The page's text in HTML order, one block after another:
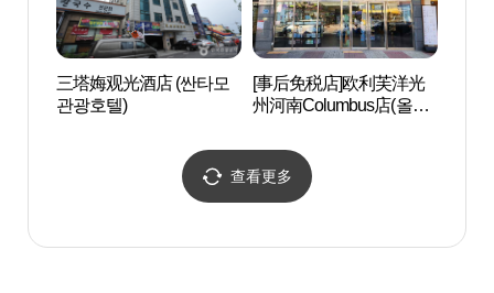
三塔娒观光酒店 (싼타모
관광호텔)
[事后免税店]欧利芙洋光
州河南Columbus店(올리
점)
查看更多